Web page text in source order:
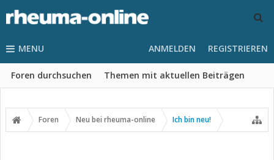
MENU
Foren durchsuchen Themen mit aktuellen Beiträgen
ANMELDEN REGISTRIEREN
Foren Neu bei rheuma-online Ich bin neu!